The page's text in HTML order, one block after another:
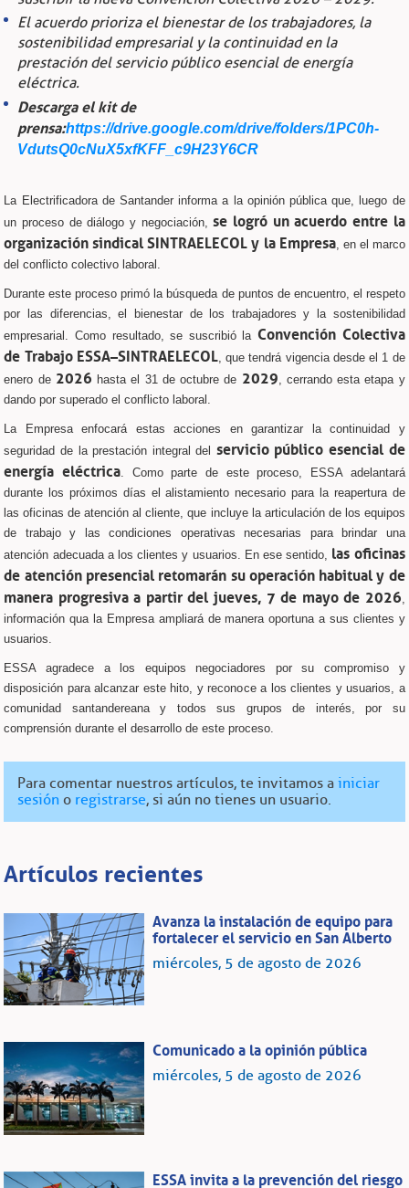
El acuerdo prioriza el bienestar de los trabajadores, la
sostenibilidad empresarial y la continuidad en la
prestación del servicio público esencial de energía
eléctrica.
Descarga el kit de
prensa:https://drive.google.com/drive/folders/1PC0h-
VdutsQ0cNuX5xfKFF_c9H23Y6CR
La Electrificadora de Santander informa a la opinión pública que, luego de
un proceso de diálogo y negociación,se logró un acuerdo entre la
organización sindical SINTRAELECOL y la Empresa, en el marco
del conflicto colectivo laboral.
Durante este proceso primó la búsqueda de puntos de encuentro, el respeto
por las diferencias, el bienestar de los trabajadores y la sostenibilidad
empresarial. Como resultado, se suscribió la Convención Colectiva
de Trabajo ESSA–SINTRAELECOL, que tendrá vigencia desde el 1 de
enero de 2026 hasta el 31 de octubre de 2029 , cerrando esta etapa y
dando por superado el conflicto laboral.
La Empresa enfocará estas acciones en garantizar la continuidad y
seguridad de la prestación integral del servicio público esencial de
energía eléctrica . Como parte de este proceso, ESSA adelantará
durante los próximos días el alistamiento necesario para la reapertura de
las oficinas de atención al cliente, que incluye la articulación de los equipos
de trabajo y las condiciones operativas necesarias para brindar una
atención adecuada a los clientes y usuarios. En ese sentido, las oficinas
de atención presencial retomarán su operación habitual y de
manera progresiva a partir del jueves, 7 de mayo de 2026
información qua la Empresa ampliará de manera oportuna a sus clientes y
usuarios.
ESSA agradece a los equipos negociadores por su compromiso y
disposición para alcanzar este hito, y reconoce a los clientes y usuarios, a
comunidad santandereana y todos sus grupos de interés, por su
comprensión durante el desarrollo de este proceso.
Para comentar nuestros artículos, te invitamos ainiciar
sesión o registrarse, si aún no tienes un usuario.
Artículos recientes
Avanza la instalación de equipo para
fortalecer el servicio en San Alberto
miércoles, 5 de agosto de 2026
Comunicado a la opinión pública
miércoles, 5 de agosto de 2026
ESSA invita a la prevención del riesgo